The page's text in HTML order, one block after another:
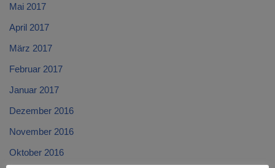
Mai 2017
April 2017
März 2017
Februar 2017
Januar 2017
Dezember 2016
November 2016
Oktober 2016